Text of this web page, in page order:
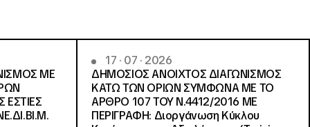
ΜΕ
ΕΣΤΙΕΣ
17 · 07 · 2026
ΔΗΜΟΣΙΟΣ ΑΝΟΙΧΤΟΣ ΔΙΑΓΩΝΙΣΜΟΣ
ΚΑΤΩ ΤΩΝ ΟΡΙΩΝ ΣΥΜΦΩΝΑ ΜΕ ΤΟ
ΑΡΘΡΟ 107 ΤΟΥ Ν.4412/2016 ΜΕ
ΠΕΡΙΓΡΑΦΗ: Διοργάνωση Κύκλου